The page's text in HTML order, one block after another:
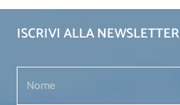
ISCRIVI ALLA NEWSLETTER